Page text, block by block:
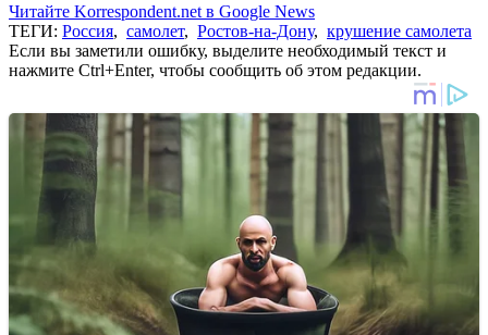
Читайте Korrespondent.net в Google News
ТЕГИ: Россия, самолет, Ростов-на-Дону, крушение самолета
Если вы заметили ошибку, выделите необходимый текст и
нажмите Ctrl+Enter, чтобы сообщить об этом редакции.